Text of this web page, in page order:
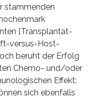
stammenden
[Transplantat-
versus-Host-
beruht der Erfolg
Chemo- und/oder
Effekt:
sich ebenfalls